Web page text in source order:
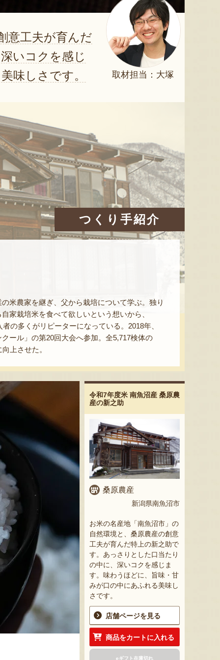
取材担当：大塚
意工夫が育んだ
いコクを感じ
味しさです。
つくり手紹介
米農家を継ぎ、父から栽培について学ぶ。独り
家栽培米を食べて欲しいという想いから、
の多くがリピーターになっている。2018年、
ール」の第20回大会へ参加。全5,717検体の
上させた。
令和7年度米 南魚沼産 桑原農
産の新之助
桑原農産
新潟県南魚沼市
お米の名産地「南魚沼市」の
自然環境と、桑原農産の創意
工夫が育んだ特上の新之助で
す。あっさりとした口当たり
の中に、深いコクを感じま
す。味わうほどに、旨味・甘
みが口の中にあふれる美味し
さです。
店舗ページを見る
商品をカートに入れる
eギフト在庫切れ